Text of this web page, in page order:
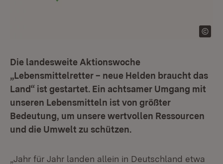
Die landesweite Aktionswoche
„Lebensmittelretter – neue Helden braucht das
Land“ ist gestartet. Ein achtsamer Umgang mit
unseren Lebensmitteln ist von größter
Bedeutung, um unsere wertvollen Ressourcen
und die Umwelt zu schützen.
„Jahr für Jahr landen allein in Deutschland etwa